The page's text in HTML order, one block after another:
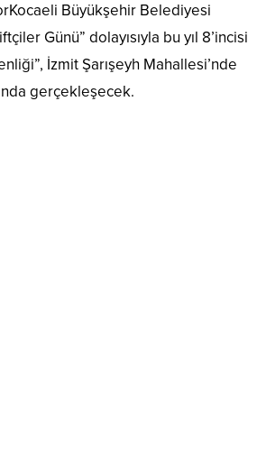
Büyükşehir Belediyesi
Günü” dolayısıyla bu yıl 8’incisi
İzmit Şarışeyh Mahallesi’nde
gerçekleşecek.